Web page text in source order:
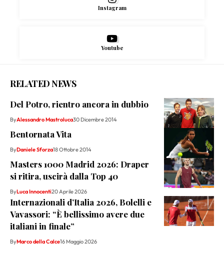
Instagram
Youtube
RELATED NEWS
Del Potro, rientro ancora in dubbio
ByAlessandro Mastroluca30 Dicembre 2014
Bentornata Vita
ByDaniele Sforza18 Ottobre 2014
Masters 1000 Madrid 2026: Draper
si ritira, uscirà dalla Top 40
ByLuca Innocenti20 Aprile 2026
Internazionali d’Italia 2026, Bolelli e
Vavassori: “È bellissimo avere due
italiani in finale”
ByMarco della Calce16 Maggio 2026